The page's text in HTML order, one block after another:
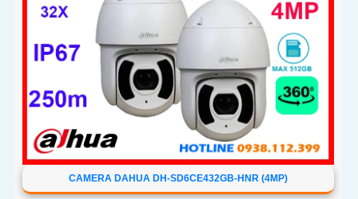
CAMERA DAHUA DH-SD6CE432GB-HNR (4MP)